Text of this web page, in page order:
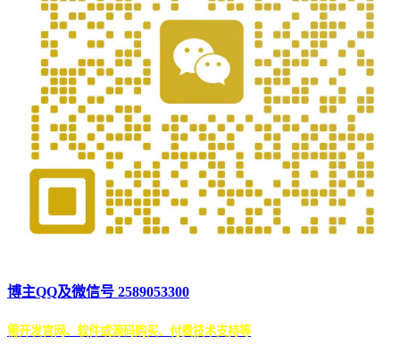
博主QQ及微信号 2589053300
需开发官网、软件或源码购买、付费技术支持等